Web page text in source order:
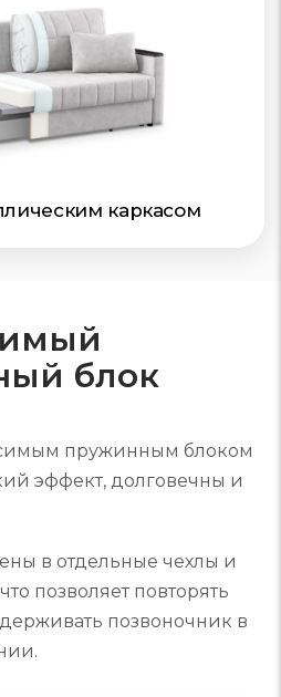
каркасом
блок
пружинным блоком
эффект, долговечны и
в отдельные чехлы и
позволяет повторять
позвоночник в